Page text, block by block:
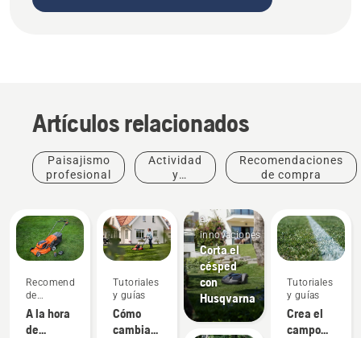
Artículos relacionados
Paisajismo
profesional
Actividad
y
Recomendaciones
de compra
Recomendaciones
de
compra
A la hora
de
Tutoriales
y guías
Cómo
cambiar
e
innovaciones
Corta el
césped
con
Husqvarna
Tutoriales
y guías
Crea el
campo